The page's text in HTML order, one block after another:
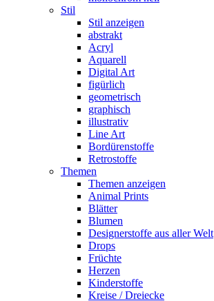
Stil
Stil anzeigen
abstrakt
Acryl
Aquarell
Digital Art
figürlich
geometrisch
graphisch
illustrativ
Line Art
Bordürenstoffe
Retrostoffe
Themen
Themen anzeigen
Animal Prints
Blätter
Blumen
Designerstoffe aus aller Welt
Drops
Früchte
Herzen
Kinderstoffe
Kreise / Dreiecke